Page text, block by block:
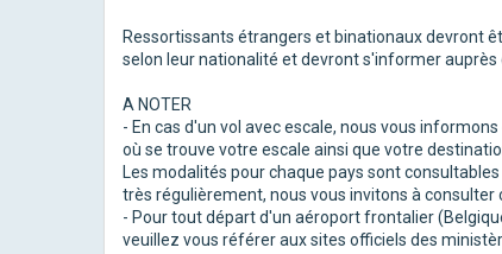
Ressortissants étrangers et binationaux devront
selon leur nationalité et devront s'informer auprès
A NOTER
- En cas d'un vol avec escale, nous vous
où se trouve votre escale ainsi que votre
Les modalités pour chaque pays sont
très régulièrement, nous vous invitons à consulter
- Pour tout départ d'un aéroport frontalier
veuillez vous référer aux sites officiels des